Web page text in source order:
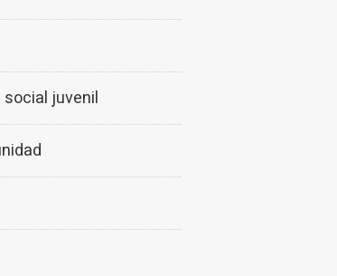
social juvenil